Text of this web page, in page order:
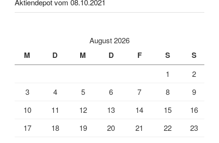
Aktiendepot vom 08.10.2021
August 2026
M D M D F S S
1
2
3
4 5 6 7 8
9
10
11 12 13 14 15
16
17
18 19 20 21 22
23